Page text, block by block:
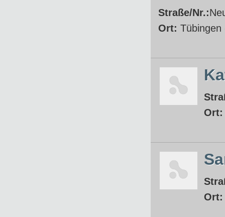
Straße/Nr.:
Ort: Tübingen